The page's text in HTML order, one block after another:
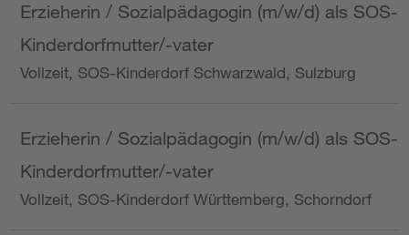
Erzieherin / Sozialpädagogin (m/w/d) als SOS-
Kinderdorfmutter/-vater
Vollzeit, SOS-Kinderdorf Schwarzwald, Sulzburg
Erzieherin / Sozialpädagogin (m/w/d) als SOS-
Kinderdorfmutter/-vater
Vollzeit, SOS-Kinderdorf Württemberg, Schorndorf